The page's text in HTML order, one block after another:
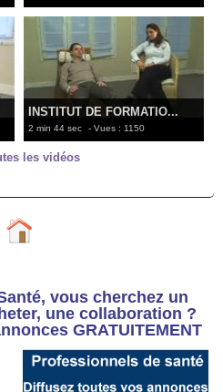
INSTITUT DE FORMATIO...
2 min 44 sec - Vues : 1150
les vidéos
vous cherchez un
une collaboration ?
GRATUITEMENT